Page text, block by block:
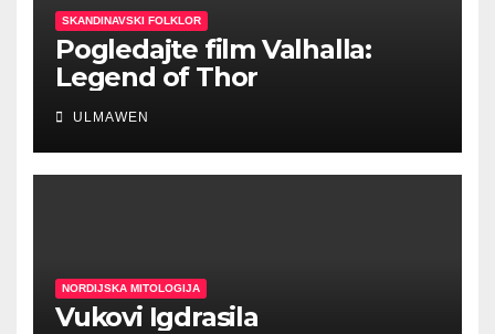
SKANDINAVSKI FOLKLOR
Pogledajte film Valhalla:
Legend of Thor
ULMAWEN
NORDIJSKA MITOLOGIJA
Vukovi Igdrasila